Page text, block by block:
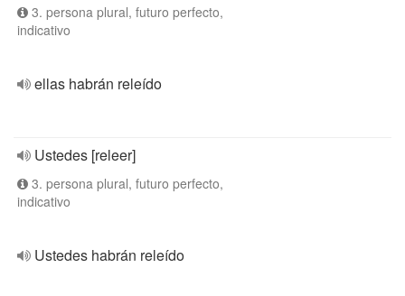
3. persona plural, futuro perfecto,
indicativo
ellas habrán releído
Ustedes [releer]
3. persona plural, futuro perfecto,
indicativo
Ustedes habrán releído